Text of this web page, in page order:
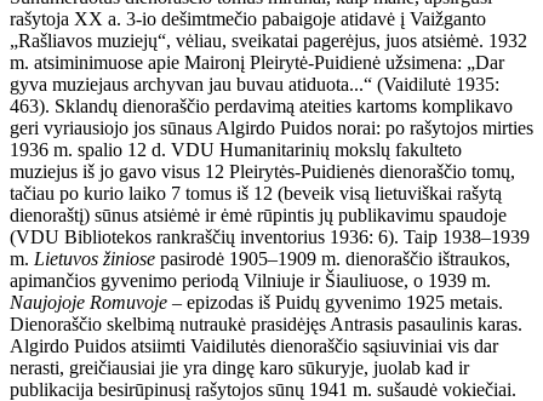
rašytoja XX a. 3-io dešimtmečio pabaigoje atidavė į Vaižganto
„Rašliavos muziejų“, vėliau, sveikatai pagerėjus, juos atsiėmė. 1932
m. atsiminimuose apie Maironį Pleirytė-Puidienė užsimena: „Dar
gyva muziejaus archyvan jau buvau atiduota...“ (Vaidilutė 1935:
463). Sklandų dienoraščio perdavimą ateities kartoms komplikavo
geri vyriausiojo jos sūnaus Algirdo Puidos norai: po rašytojos mirties
1936 m. spalio 12 d. VDU Humanitarinių mokslų fakulteto
muziejus iš jo gavo visus 12 Pleirytės-Puidienės dienoraščio tomų,
tačiau po kurio laiko 7 tomus iš 12 (beveik visą lietuviškai rašytą
dienoraštį) sūnus atsiėmė ir ėmė rūpintis jų publikavimu spaudoje
(VDU Bibliotekos rankraščių inventorius 1936: 6). Taip 1938–1939
m. Lietuvos žiniose pasirodė 1905–1909 m. dienoraščio ištraukos,
apimančios gyvenimo periodą Vilniuje ir Šiauliuose, o 1939 m.
Naujojoje Romuvoje – epizodas iš Puidų gyvenimo 1925 metais.
Dienoraščio skelbimą nutraukė prasidėjęs Antrasis pasaulinis karas.
Algirdo Puidos atsiimti Vaidilutės dienoraščio sąsiuviniai vis dar
nerasti, greičiausiai jie yra dingę karo sūkuryje, juolab kad ir
publikacija besirūpinusį rašytojos sūnų 1941 m. sušaudė vokiečiai.